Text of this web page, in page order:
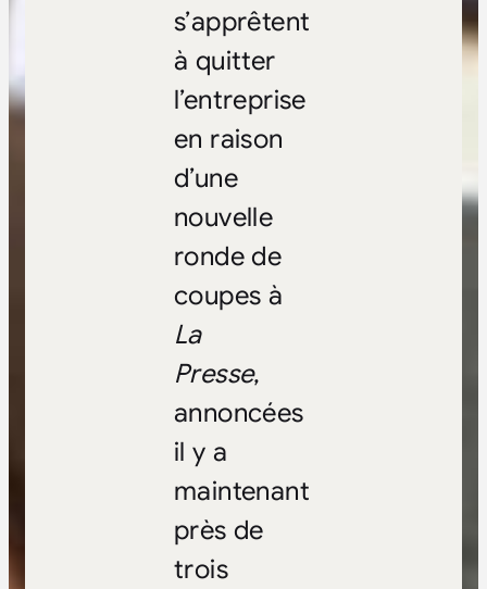
s’apprêtent
à quitter
l’entreprise
en raison
d’une
nouvelle
ronde de
coupes à
La
Presse,
annoncées
il y a
maintenant
près de
trois